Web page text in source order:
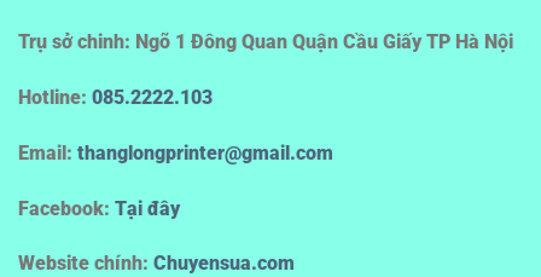
Trụ sở chinh: Ngõ 1 Đông Quan Quận Cầu Giấy TP Hà Nội
Hotline: 085.2222.103
Email: thanglongprinter@gmail.com
Facebook: Tại đây
Website chính: Chuyensua.com